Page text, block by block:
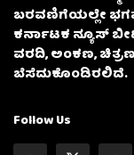
ಬರವಣಿಗೆಯಲ್ಲೇ
ಕರ್ನಾಟಕ ನ್ಯೂಸ್
ವರದಿ, ಅಂಕಣ,
ಬೆಸೆದುಕೊಂಡಿರಲಿದೆ.
Follow Us